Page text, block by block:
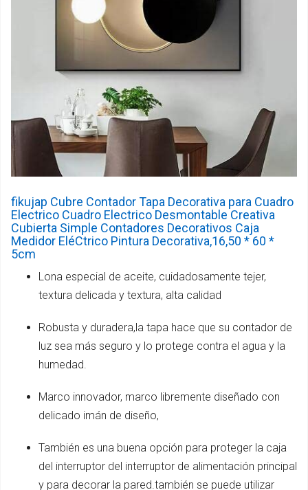
fikujap Cubre Contador Tapa Decorativa para Cuadro
Electrico Cuadro Electrico Desmontable Creativa
Cubierta Simple Contadores Decorativos Caja
Medidor EléCtrico Pintura Decorativa,16,50 * 60 *
5cm
Lona especial de aceite, cuidadosamente tejer,
textura delicada y textura, alta calidad
Robusta y duradera,la tapa hace que su contador de
luz sea más seguro y lo protege contra el agua y la
humedad.
Marco innovador, marco libremente diseñado con
delicado imán de diseño,
También es una buena opción para proteger la caja
del interruptor del interruptor de alimentación principal
y para decorar la pared.también se puede utilizar